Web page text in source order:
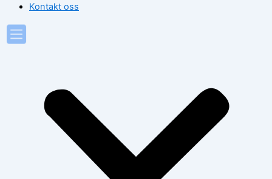
Kontakt oss